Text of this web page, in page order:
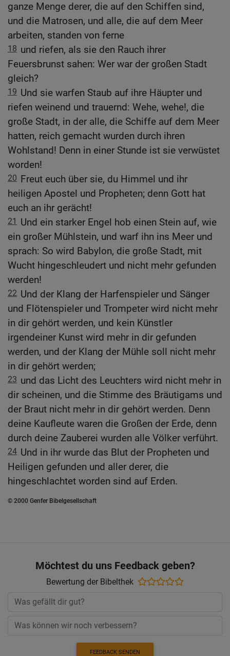
ganze Menge derer, die auf den Schiffen sind,
und die Matrosen, und alle, die auf dem Meer
arbeiten, standen von ferne
18 und riefen, als sie den Rauch ihrer
Feuersbrunst sahen: Wer war der großen Stadt
gleich?
19 Und sie warfen Staub auf ihre Häupter und
riefen weinend und trauernd: Wehe, wehe!, die
große Stadt, in der alle, die Schiffe auf dem Meer
hatten, reich gemacht wurden durch ihren
Wohlstand! Denn in einer Stunde ist sie verwüstet
worden!
20 Freut euch über sie, du Himmel und ihr
heiligen Apostel und Propheten; denn Gott hat
euch an ihr gerächt!
21
Und ein starker Engel hob einen Stein auf, wie
ein großer Mühlstein, und warf ihn ins Meer und
sprach: So wird Babylon, die große Stadt, mit
Wucht hingeschleudert und nicht mehr gefunden
werden!
22 Und der Klang der Harfenspieler und Sänger
und Flötenspieler und Trompeter wird nicht mehr
in dir gehört werden, und kein Künstler
irgendeiner Kunst wird mehr in dir gefunden
werden, und der Klang der Mühle soll nicht mehr
in dir gehört werden;
23 und das Licht des Leuchters wird nicht mehr in
dir scheinen, und die Stimme des Bräutigams und
der Braut nicht mehr in dir gehört werden. Denn
deine Kaufleute waren die Großen der Erde, denn
durch deine Zauberei wurden alle Völker verführt.
24 Und in ihr wurde das Blut der Propheten und
Heiligen gefunden und aller derer, die
hingeschlachtet worden sind auf Erden.
© 2000 Genfer Bibelgesellschaft
Möchtest du uns Feedback geben?
Bewertung der Bibelthek
FEEDBACK SENDEN